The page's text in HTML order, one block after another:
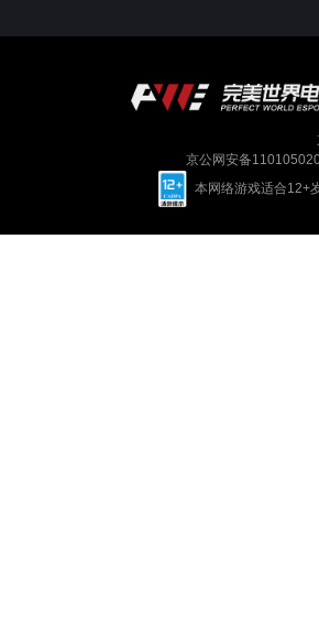
京公网安备
本网络游戏适合12+